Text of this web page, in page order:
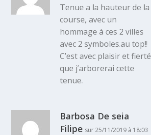
Tenue a la hauteur de la
course, avec un
hommage à ces 2 villes
avec 2 symboles.au top!!
C’est avec plaisir et fierté
que j’arborerai cette
tenue.
Barbosa De seia
Filipe sur 25/11/2019 à 18:03